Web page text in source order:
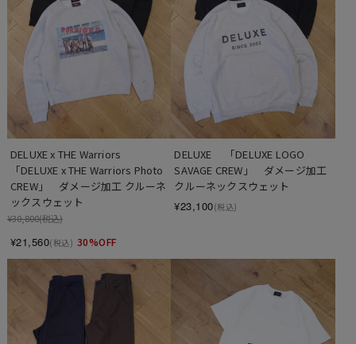
DELUXE x THE Warriors
「DELUXE x THE Warriors Photo
CREW」　ダメージ加工 クルーネ
ックスウェット
¥30,800(税込)
¥21,560(税込) 30%OFF
DELUXE 　「DELUXE LOGO
SAVAGE CREW」　ダメージ加工
クルーネックスウェット
¥23,100(税込)